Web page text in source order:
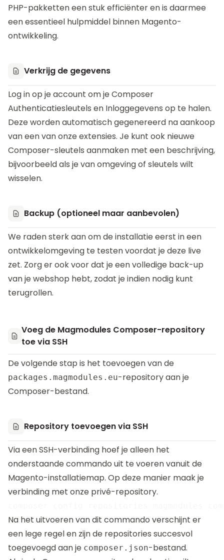
PHP-pakketten een stuk efficiënter en is daarmee
een essentieel hulpmiddel binnen Magento-
ontwikkeling.
Verkrijg de gegevens
Log in op je account om jeComposer
Authenticatiesleutels en Inloggegevens op te halen.
Deze worden automatisch gegenereerd na aankoop
van een van onze extensies. Je kunt ook nieuwe
Composer-sleutels aanmaken met een beschrijving,
bijvoorbeeld als je van omgeving of sleutels wilt
wisselen.
Backup (optioneel maar aanbevolen)
We raden sterk aan om de installatie eerst in een
ontwikkelomgeving te testen voordat je deze live
zet. Zorg er ook voor dat je een volledige back-up
van je webshop hebt, zodat je indien nodig kunt
terugrollen.
Voeg de Magmodules Composer-repository
toe via SSH
De volgende stap is het toevoegen van de
packages.magmodules.eu-repository aan je
Composer-bestand.
Repository toevoegen via SSH
Via een SSH-verbinding hoef je alleen het
onderstaande commando uit te voeren vanuit de
Magento-installatiemap. Op deze manier maak je
verbinding met onze privé-repository.
Na het uitvoeren van dit commando verschijnt er
een lege regel en zijn de repositories succesvol
toegevoegd aan je composer.json-bestand.